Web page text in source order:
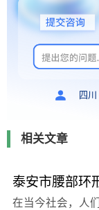
四
相关文章
在当今社会，人